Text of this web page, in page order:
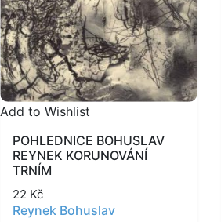
Add to Wishlist
POHLEDNICE BOHUSLAV
REYNEK KORUNOVÁNÍ
TRNÍM
22 Kč
Reynek Bohuslav